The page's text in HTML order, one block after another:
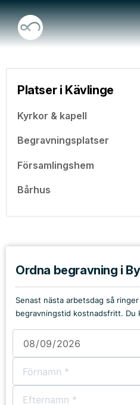
Platser i Kävlinge
Kyrkor & kapell
Begravningsplatser
Församlingshem
Bårhus
Ordna begravning i
Senast nästa arbetsdag så
begravningstid kostnadsfritt. Du